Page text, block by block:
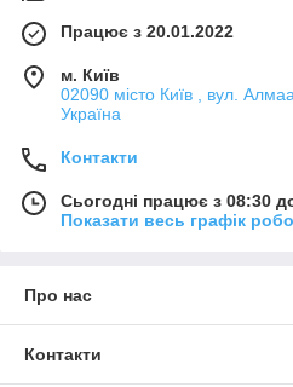
Працює з 20.01.2022
м. Київ
02090 місто Київ , вул.
Україна
Контакти
Сьогодні працює з 08:30
Показати весь графік
Про нас
Контакти